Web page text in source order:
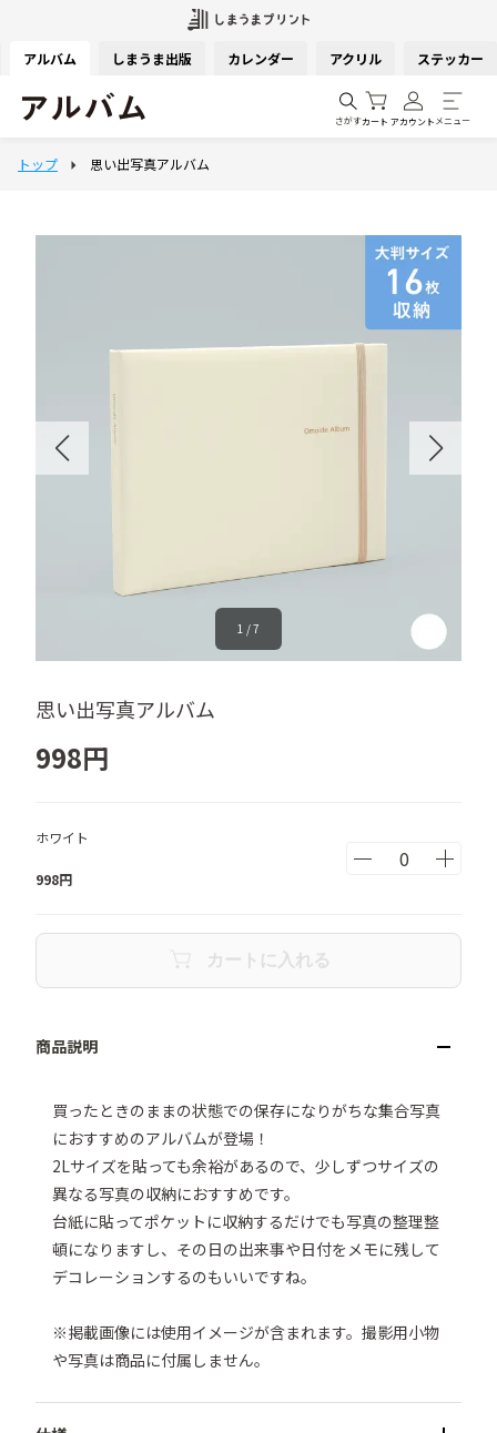
アルバム しまうま出版 カレンダー アクリル ステッカー
さがすカート アカウント メニュー
1 /7
思い出写真アルバム
998円
ホワイト
998円
カートに入れる
買ったときのままの状態での保存になりがちな集合写真
におすすめのアルバムが登場！
2Lサイズを貼っても余裕があるので、少しずつサイズの
異なる写真の収納におすすめです。
台紙に貼ってポケットに収納するだけでも写真の整理整
頓になりますし、その日の出来事や日付をメモに残して
デコレーションするのもいいですね。
※掲載画像には使用イメージが含まれます。撮影用小物
や写真は商品に付属しません。